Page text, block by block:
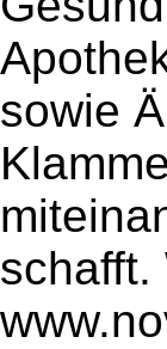
sowie
schafft.